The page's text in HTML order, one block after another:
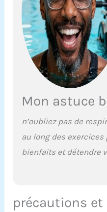
Mon astuce
n’oubliez pas de
au long des
bienfaits et détendre
précautions et